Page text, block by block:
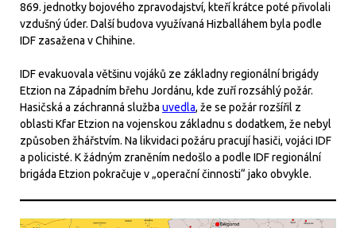
869. jednotky bojového zpravodajství, kteří krátce poté přivolali
vzdušný úder. Další budova využívaná Hizballáhem byla podle
IDF zasažena v Chihine.
IDF evakuovala většinu vojáků ze základny regionální brigády
Etzion na Západním břehu Jordánu, kde zuří rozsáhlý požár.
Hasičská a záchranná služba uvedla, že se požár rozšířil z
oblasti Kfar Etzion na vojenskou základnu s dodatkem, že nebyl
způsoben žhářstvím. Na likvidaci požáru pracují hasiči, vojáci IDF
a policisté. K žádným zraněním nedošlo a podle IDF regionální
brigáda Etzion pokračuje v „operační činnosti“ jako obvykle.